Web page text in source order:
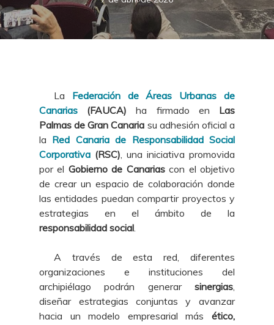
La Federación de Áreas Urbanas de
Canarias (FAUCA) ha firmado en Las
Palmas de Gran Canaria su adhesión oficial a
la Red Canaria de Responsabilidad Social
Corporativa (RSC), una iniciativa promovida
por el Gobierno de Canariascon el objetivo
de crear un espacio de colaboración donde
las entidades puedan compartir proyectos y
estrategias en el ámbito de la
responsabilidad social.
A través de esta red, diferentes
organizaciones e instituciones del
archipiélago podrán generar sinergias,
diseñar estrategias conjuntas y avanzar
hacia un modelo empresarial más ético,